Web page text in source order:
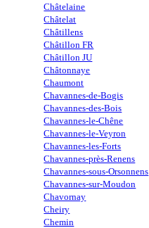
Châtelaine
Châtelat
Châtillens
Châtillon FR
Châtillon JU
Châtonnaye
Chaumont
Chavannes-de-Bogis
Chavannes-des-Bois
Chavannes-le-Chêne
Chavannes-le-Veyron
Chavannes-les-Forts
Chavannes-près-Renens
Chavannes-sous-Orsonnens
Chavannes-sur-Moudon
Chavornay
Cheiry
Chemin